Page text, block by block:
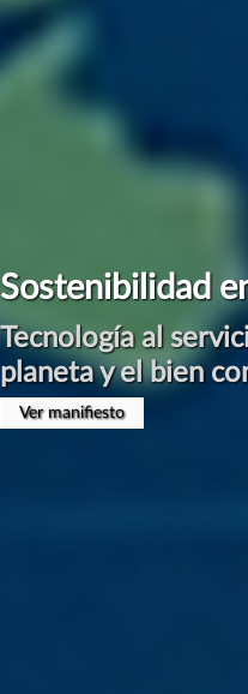
Sostenibilidad
Tecnología al
planeta y el bien
Ver manifiesto